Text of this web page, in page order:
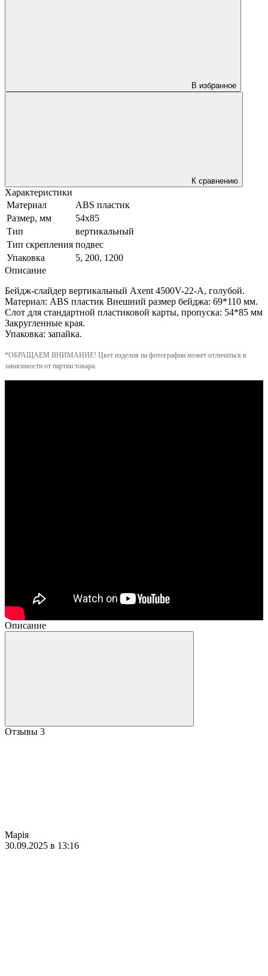
В избранное
К сравнению
Характеристики
Материал
ABS пластик
Размер, мм
54x85
Тип
вертикальный
Тип скрепления подвес
Упаковка
5, 200, 1200
Описание
Бейдж-слайдер вертикальный Axent 4500V-22-A, голубой.
Материал: ABS пластик Внешний размер бейджа: 69*110 мм.
Слот для стандартной пластиковой карты, пропуска: 54*85 мм
Закругленные края.
Упаковка: запайка.
*ОБРАЩАЕМ ВНИМАНИЕ! Цвет изделия на фотографии может отличаться в
зависимости от партии товара.
Описание
Отзывы 3
Марія
30.09.2025 в 13:16